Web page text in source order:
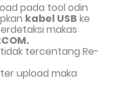
pada tool odin
kabel USB ke
makas
tidak tercentang Re-
upload maka